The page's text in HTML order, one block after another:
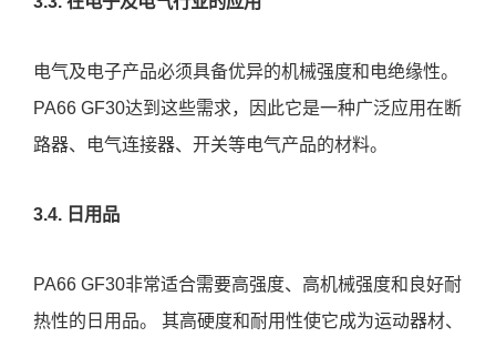
电气及电子产品必须具备优异的机械强度和电绝缘性。
PA66 GF30达到这些需求，因此它是一种广泛应用在断
路器、电气连接器、开关等电气产品的材料。
3.4. 日用品
PA66 GF30非常适合需要高强度、高机械强度和良好耐
热性的日用品。 其高硬度和耐用性使它成为运动器材、